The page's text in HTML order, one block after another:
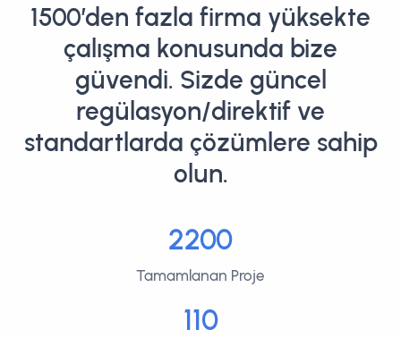
1500’den fazla firma yüksekte
çalışma konusunda bize
güvendi. Sizde güncel
regülasyon/direktif ve
standartlarda çözümlere sahip
olun.
2200
Tamamlanan Proje
110